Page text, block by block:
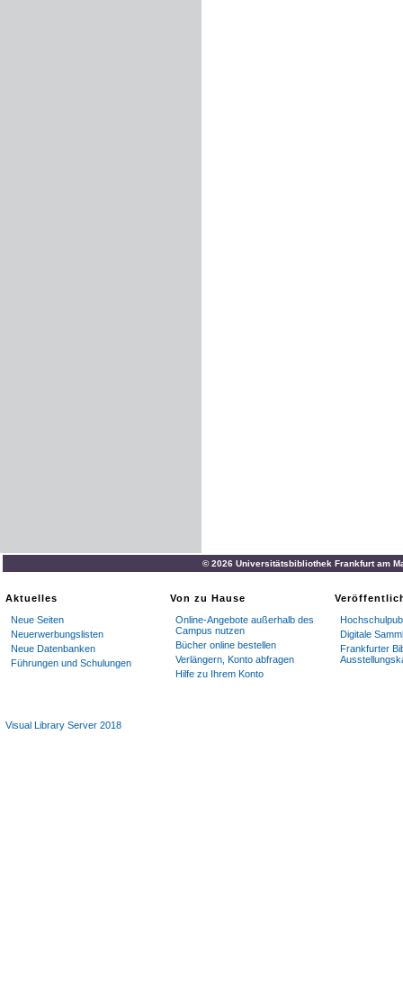
© 2026 Universitätsbibliothek Frankfurt am
Aktuelles
Neue Seiten
Neuerwerbungslisten
Neue Datenbanken
Führungen und Schulungen
Von zu Hause
Online-Angebote außerhalb des
Campus nutzen
Bücher online bestellen
Verlängern, Konto abfragen
Hilfe zu Ihrem Konto
Digitale
Frankfurter
Visual Library Server 2018